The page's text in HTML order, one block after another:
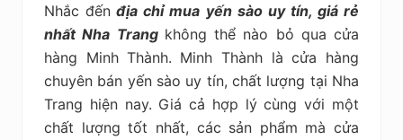
Nhắc đến địa chỉ mua yến sào uy tín, giá rẻ
nhất Nha Trang không thể nào bỏ qua cửa
hàng Minh Thành. Minh Thành là cửa hàng
chuyên bán yến sào uy tín, chất lượng tại Nha
Trang hiện nay. Giá cả hợp lý cùng với một
chất lượng tốt nhất, các sản phẩm mà cửa